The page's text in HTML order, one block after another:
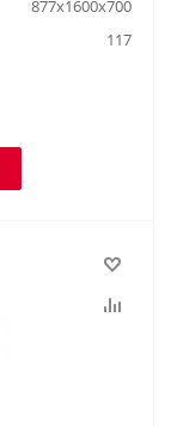
877x1600x700
117